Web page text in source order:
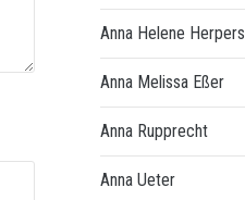
Anna Helene Herpers
Anna Melissa Eßer
Anna Rupprecht
Anna Ueter